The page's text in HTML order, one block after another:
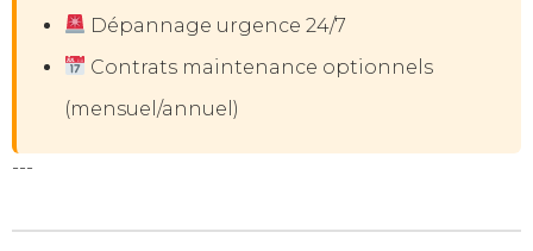
Dépannage urgence 24/7
Contrats maintenance optionnels
(mensuel/annuel)
---